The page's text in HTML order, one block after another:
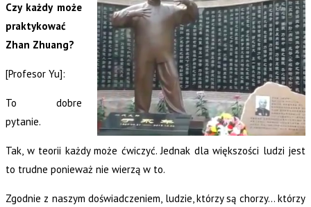
Czy każdy może
praktykować
Zhan Zhuang?
[Profesor Yu]:
To dobre
pytanie.
Tak, w teorii każdy może ćwiczyć. Jednak dla większości ludzi jest
to trudne ponieważ nie wierzą w to.
Zgodnie z naszym doświadczeniem, ludzie, którzy są chorzy… którzy